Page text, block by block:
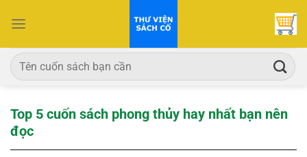
qua
dung
Tìm
kiếm:
Top 5 cuốn sách phong thủy hay nhất bạn nên
đọc